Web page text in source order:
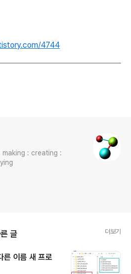
4744
글 더보기
른 이름 새 프로